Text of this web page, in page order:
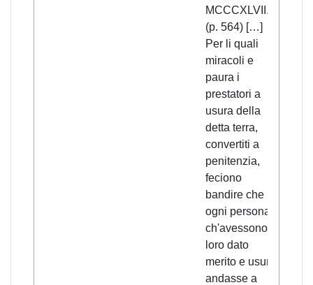
MCCCXLVII.
(p. 564) […]
Per li quali
miracoli e
paura i
prestatori a
usura della
detta terra,
convertiti a
penitenzia,
feciono
bandire che
ogni persona
ch'avessono
loro dato
merito e usura
andasse a